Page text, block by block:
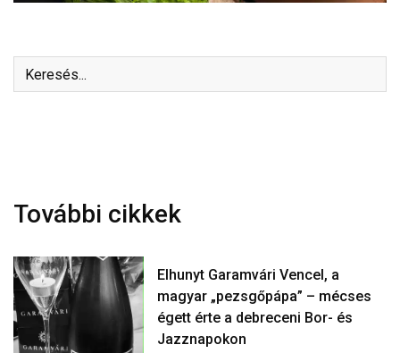
További cikkek
Elhunyt Garamvári Vencel, a
magyar „pezsgőpápa” – mécses
égett érte a debreceni Bor- és
Jazznapokon